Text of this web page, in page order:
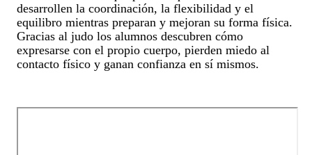
desarrollen la coordinación, la flexibilidad y el
equilibro mientras preparan y mejoran su forma física.
Gracias al judo los alumnos descubren cómo
expresarse con el propio cuerpo, pierden miedo al